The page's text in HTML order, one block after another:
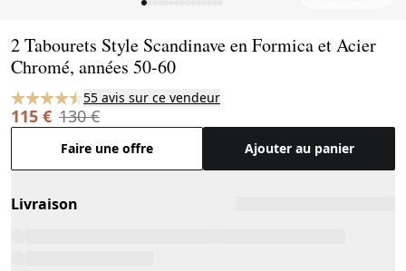
2 Tabourets Style Scandinave en Formica et Acier
Chromé, années 50-60
55 avis sur ce vendeur
115 € 130 €
Faire une offre Ajouter au panier
Livraison